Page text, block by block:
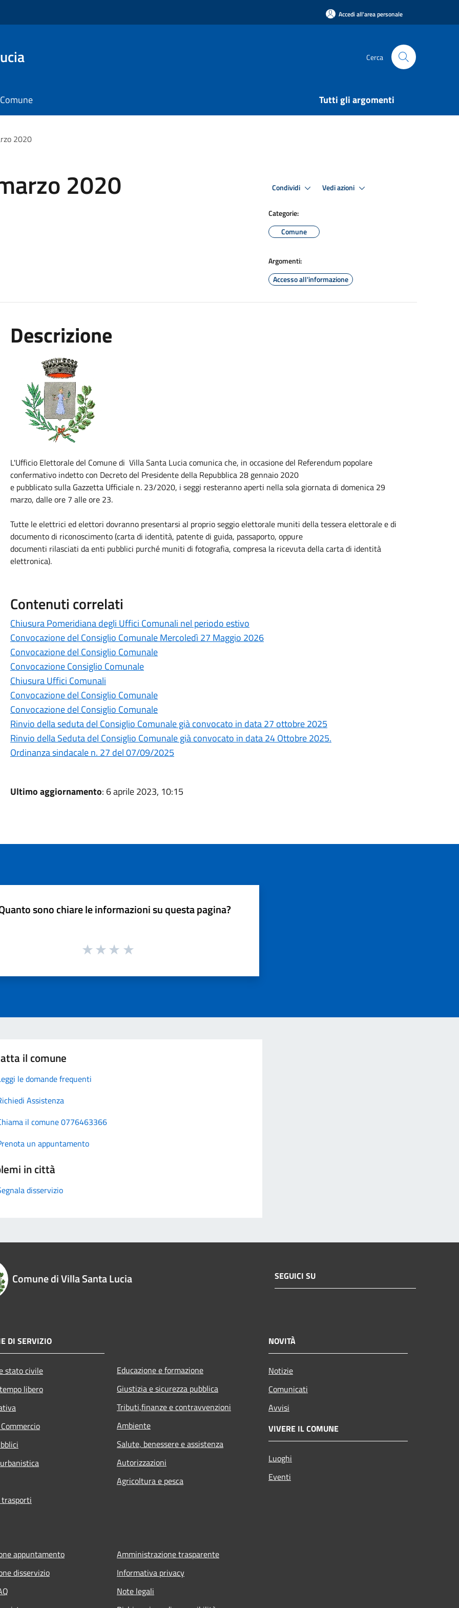
Accedi all'area personale
Cerca
Tutti gli argomenti
2020
2020 Condividi Vedi azioni
Categorie:
Comune
Argomenti:
Accesso all'informazione
Descrizione
L'Ufficio Elettorale del Comune di Villa Santa Lucia comunica che, in occasione del Referendum popolare
confermativo indetto con Decreto del Presidente della Repubblica 28 gennaio 2020
e pubblicato sulla Gazzetta Ufficiale n. 23/2020, i seggi resteranno aperti nella sola giornata di domenica 29
marzo, dalle ore 7 alle ore 23.
Tutte le elettrici ed elettori dovranno presentarsi al proprio seggio elettorale muniti della tessera elettorale e di
documento di riconoscimento (carta di identità, patente di guida, passaporto, oppure
documenti rilasciati da enti pubblici purché muniti di fotografia, compresa la ricevuta della carta di identità
elettronica).
Contenuti correlati
Chiusura Pomeridiana degli Uffici Comunali nel periodo estivo
Convocazione del Consiglio Comunale Mercoledì 27 Maggio 2026
Convocazione del Consiglio Comunale
Convocazione Consiglio Comunale
Chiusura Uffici Comunali
Convocazione del Consiglio Comunale
Convocazione del Consiglio Comunale
Rinvio della seduta del Consiglio Comunale già convocato in data 27 ottobre 2025
Rinvio della Seduta del Consiglio Comunale già convocato in data 24 Ottobre 2025.
Ordinanza sindacale n. 27 del 07/09/2025
Ultimo aggiornamento: 6 aprile 2023, 10:15
sono chiare le informazioni su questa pagina?
il comune
le domande frequenti
Assistenza
il comune 0776463366
un appuntamento
in città
disservizio
Comune di Villa Santa Lucia SEGUICI SU
DI SERVIZIO
stato civile
libero
Educazione e formazione
Giustizia e sicurezza pubblica
Tributi,finanze e contravvenzioni
Ambiente
Salute, benessere e assistenza
Autorizzazioni
Agricoltura e pesca
NOVITÀ
Notizie
Comunicati
Avvisi
VIVERE IL COMUNE
Luoghi
Eventi
appuntamento
disservizio
Amministrazione trasparente
Informativa privacy
Note legali